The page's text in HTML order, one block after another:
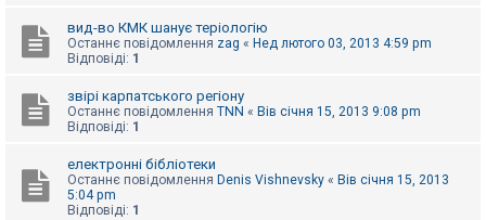
м
ш
вид-во КМК шанує теріологію
Останнє повідомлення zag « Нед лютого 03, 2013 4:59 pm
Відповіді: 1
звірі карпатського регіону
Останнє повідомлення TNN « Вів січня 15, 2013 9:08 pm
Відповіді: 1
електронні бібліотеки
Останнє повідомлення Denis Vishnevsky « Вів січня 15, 2013
5:04 pm
Відповіді: 1